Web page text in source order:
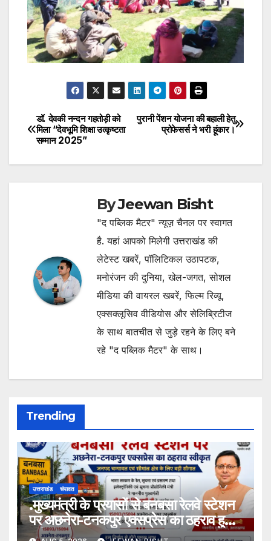
Post
navigation
पुरानी पेंशन योजना की बहाली हेतु
प्रोफेसर्स ने भरी हूंकार।
डॉ. देवकी नन्दन गहतोड़ी को
मिला “देवभूमि शिक्षा उत्कृष्टता
सम्मान 2025”
ByJeewan Bisht
"द पब्लिक मैटर" न्यूज़ चैनल पर स्वागत
है. यहां आपको मिलेगी उत्तराखंड की
लेटेस्ट खबरें, पॉलिटिकल उठापटक,
मनोरंजन की दुनिया, खेल-जगत, सोशल
मीडिया की वायरल खबरें, फिल्म रिव्यू,
एक्सक्लूसिव वीडियोस और सेलिब्रिटीज
के साथ बातचीत से जुड़े रहने के लिए बने
रहे "द पब्लिक मैटर" के साथ।
Trending
उत्तराखंड चंपावत
.मुख्यमंत्री के प्रयासों से बनबसा रेलवे स्टेशन
पर अछनेरा-टनकपुर एक्सप्रेस का ठहराव हुआ
स्वीकृत